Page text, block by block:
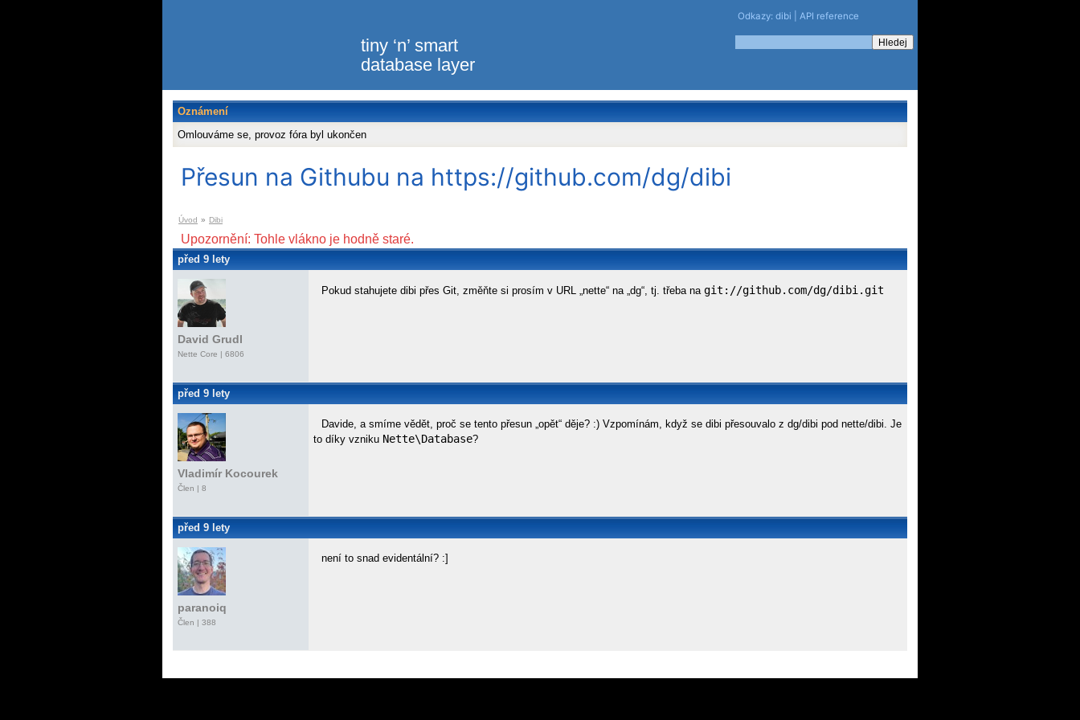
tiny ‘n’ smart
database layer
Odkazy: dibi API reference
Oznámení
Omlouváme se, provoz fóra byl ukončen
Přesun na Githubu na https://github.com/dg/dibi
Úvod » Dibi
Upozornění: Tohle vlákno je hodně staré.
před 9 lety
David Grudl
Nette Core | 6806
Pokud stahujete dibi přes Git, změňte si prosím v URL „nette“ na „dg“, tj. třeba nagit://github.com/dg/dibi.git
před 9 lety
Vladimír Kocourek
Člen | 8
Davide, a smíme vědět, proč se tento přesun „opět“ děje? :) Vzpomínám, když se dibi přesouvalo z dg/dibi pod nette/dibi. Je
to díky vzniku Nette\Database?
před 9 lety
paranoiq
Člen | 388
není to snad evidentální? :]